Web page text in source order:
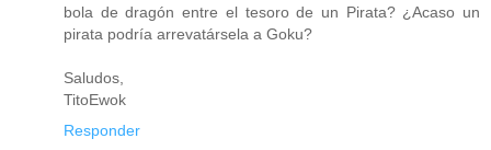
bola de dragón entre el tesoro de un Pirata? ¿Acaso un
pirata podría arrevatársela a Goku?
Saludos,
TitoEwok
Responder